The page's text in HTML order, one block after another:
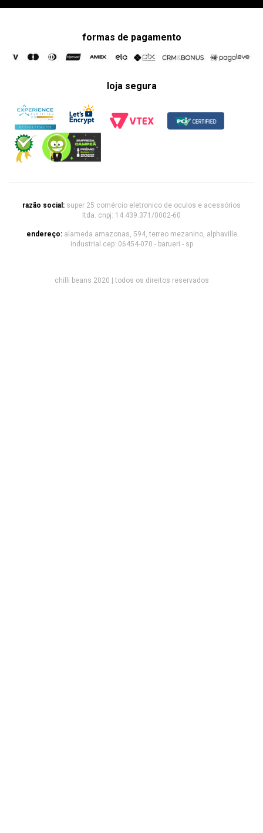
formas de pagamento
loja segura
razão social: super 25 comércio eletronico de oculos e acessórios
ltda. cnpj: 14.439.371/0002-60
endereço: alameda amazonas, 594, terreo mezanino, alphaville
industrial cep: 06454-070 - barueri - sp
chilli beans 2020 | todos os direitos reservados